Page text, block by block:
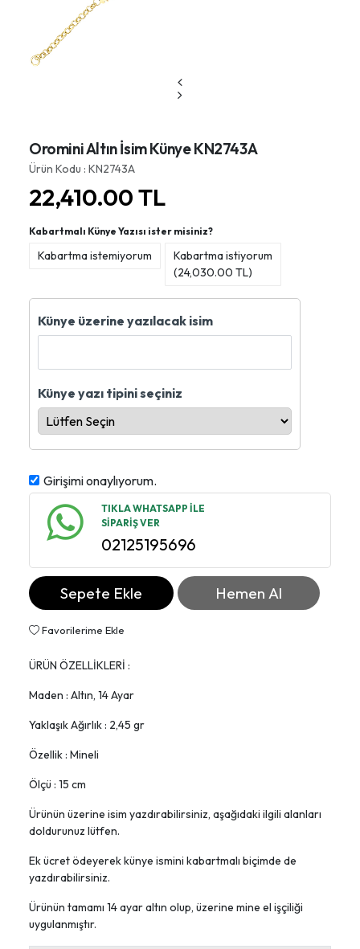
Oromini Altın İsim Künye KN2743A
Ürün Kodu : KN2743A
22,410.00TL
Kabartmalı Künye Yazısı ister misiniz?
Kabartma istemiyorum
Kabartma istiyorum
(24,030.00 TL)
Künye üzerine yazılacak isim
Künye yazı tipini seçiniz
Girişimi onaylıyorum.
TIKLA WHATSAPP İLE
SİPARİŞ VER
02125195696
Sepete Ekle Hemen Al
Favorilerime Ekle
ÜRÜN ÖZELLİKLERİ :
Maden : Altın, 14 Ayar
Yaklaşık Ağırlık : 2,45 gr
Özellik : Mineli
Ölçü : 15 cm
Ürünün üzerine isim yazdırabilirsiniz, aşağıdaki ilgili alanları
doldurunuz lütfen.
Ek ücret ödeyerek künye ismini kabartmalı biçimde de
yazdırabilirsiniz.
Ürünün tamamı 14 ayar altın olup, üzerine mine el işçiliği
uygulanmıştır.